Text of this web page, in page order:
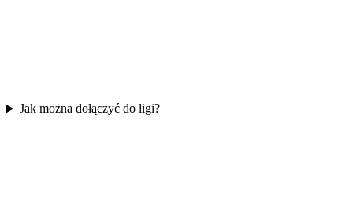
Jak można dołączyć do ligi?